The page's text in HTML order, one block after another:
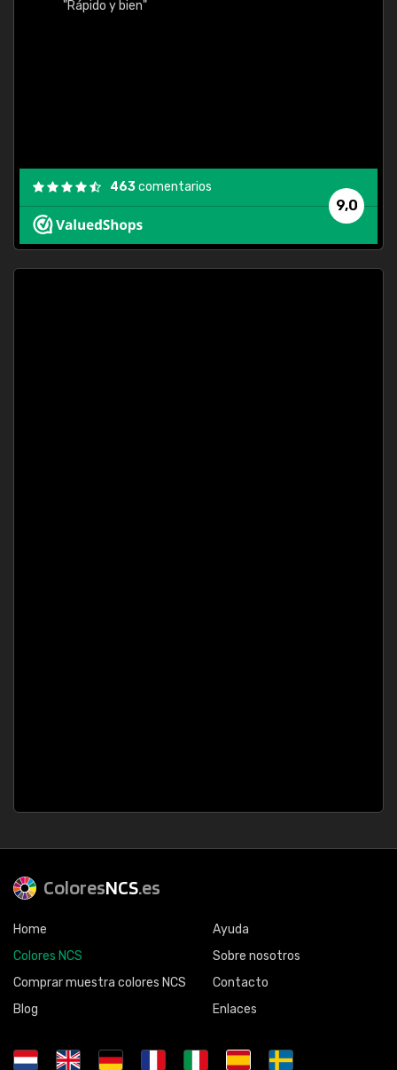
"Rápido y bien"
9,0
463comentarios
ColoresNCS.es
Home
Colores NCS
Comprar muestra colores NCS
Blog
Ayuda
Sobre nosotros
Contacto
Enlaces